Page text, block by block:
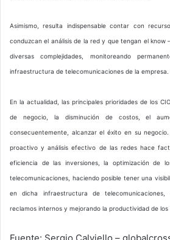
Asimismo, resulta indispensable contar con
conduzcan el análisis de la red y que tengan el know
diversas complejidades, monitoreando
infraestructura de telecomunicaciones de la empresa.
En la actualidad, las principales prioridades de los
de negocio, la disminución de costos, el
consecuentemente, alcanzar el éxito en su
proactivo y análisis efectivo de las redes hace
eficiencia de las inversiones, la optimización de
telecomunicaciones, haciendo posible tener una
en dicha infraestructura de
reclamos internos y mejorando la productividad de los